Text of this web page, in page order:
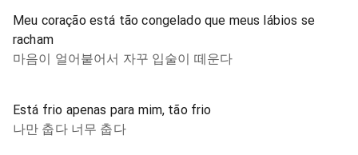
Meu coração está tão congelado que meus lábios se
racham
마음이 얼어붙어서 자꾸 입술이 떼운다
Está frio apenas para mim, tão frio
나만 춥다 너무 춥다